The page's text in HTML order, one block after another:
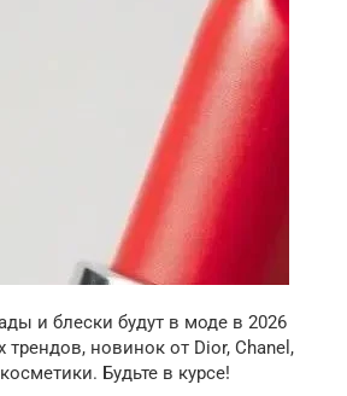
и блески будут в моде в 2026
трендов, новинок от Dior, Chanel,
Будьте в курсе!